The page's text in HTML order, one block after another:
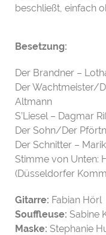
beschließt, einfach
Besetzung:
Der Brandner –
Der Wachtmeister/
Altmann
S’Liesel – Dagmar
Der Sohn/Der
Der Schnitter –
Stimme von Unten:
(Düsseldorfer
Gitarre: Fabian Hörl
Souffleuse: Sabine
Maske: Stephanie